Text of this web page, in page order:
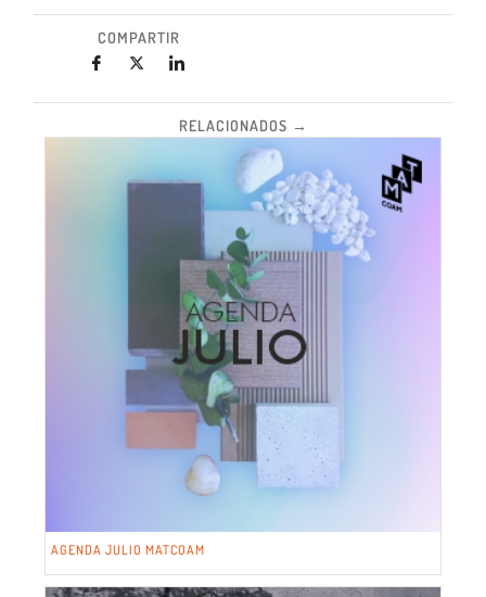
COMPARTIR
RELACIONADOS →
AGENDA JULIO MATCOAM